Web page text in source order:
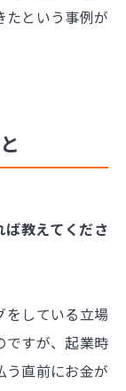
たという事例が
教えてくださ
をしている立場
ですが、起業時
う直前にお金が